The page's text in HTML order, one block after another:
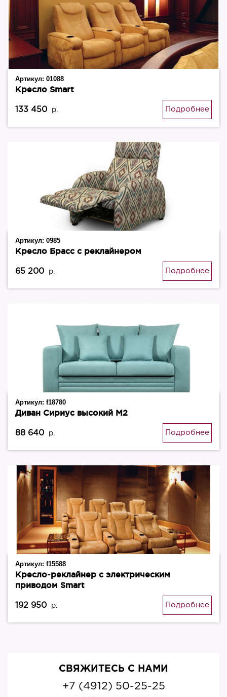
Артикул: 01088
Кресло Smart
133 450 р. Подробнее
Артикул: 0985
Кресло Брасс с реклайнером
65 200 р. Подробнее
Артикул: f18780
Диван Сириус высокий М2
88 640 р. Подробнее
Артикул: f15588
Кресло-реклайнер с электрическим
приводом Smart
192 950 р. Подробнее
СВЯЖИТЕСЬ С НАМИ
+7 (4912) 50-25-25